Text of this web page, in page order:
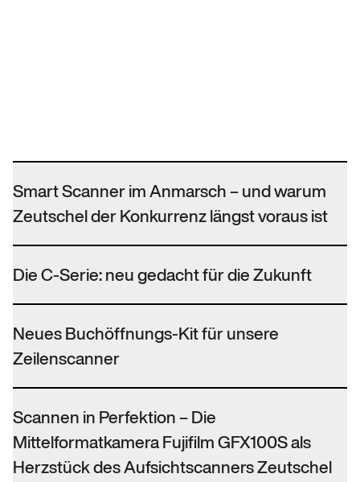
Smart Scanner im Anmarsch – und warum
Zeutschel der Konkurrenz längst voraus ist
Die C-Serie: neu gedacht für die Zukunft
Neues Buchöffnungs-Kit für unsere
Zeilenscanner
Scannen in Perfektion – Die
Mittelformatkamera Fujifilm GFX100S als
Herzstück des Aufsichtscanners Zeutschel